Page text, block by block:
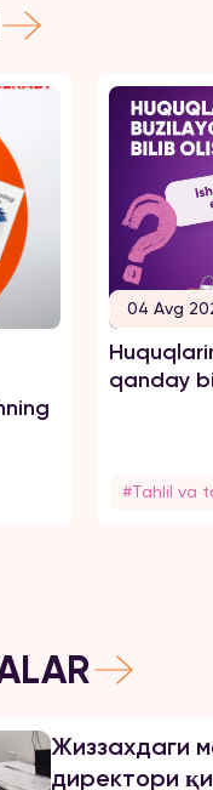
04 Avg
qanday
#Tahlil va
Жиззахдаги
директори